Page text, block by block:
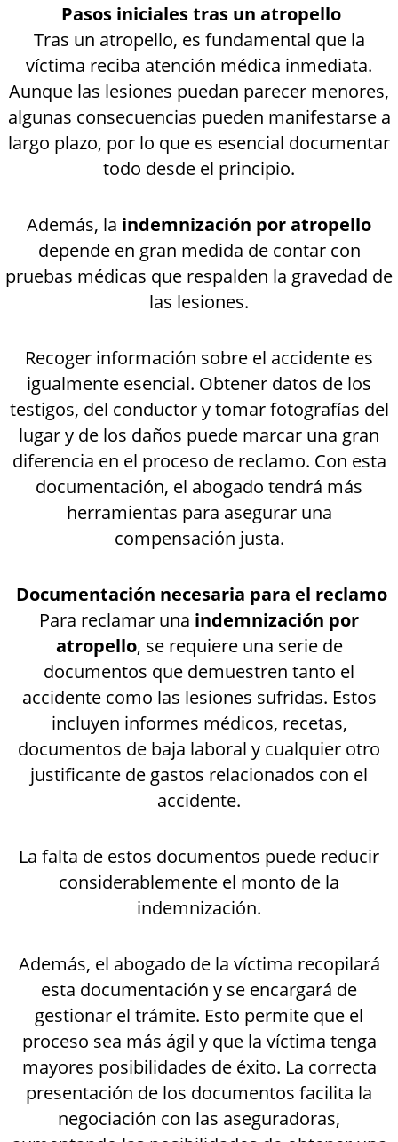
Pasos iniciales tras un atropello
Tras un atropello, es fundamental que la
víctima reciba atención médica inmediata.
Aunque las lesiones puedan parecer menores,
algunas consecuencias pueden manifestarse a
largo plazo, por lo que es esencial documentar
todo desde el principio.
Además, la indemnización por atropello
depende en gran medida de contar con
pruebas médicas que respalden la gravedad de
las lesiones.
Recoger información sobre el accidente es
igualmente esencial. Obtener datos de los
testigos, del conductor y tomar fotografías del
lugar y de los daños puede marcar una gran
diferencia en el proceso de reclamo. Con esta
documentación, el abogado tendrá más
herramientas para asegurar una
compensación justa.
Documentación necesaria para el reclamo
Para reclamar una indemnización por
atropello, se requiere una serie de
documentos que demuestren tanto el
accidente como las lesiones sufridas. Estos
incluyen informes médicos, recetas,
documentos de baja laboral y cualquier otro
justificante de gastos relacionados con el
accidente.
La falta de estos documentos puede reducir
considerablemente el monto de la
indemnización.
Además, el abogado de la víctima recopilará
esta documentación y se encargará de
gestionar el trámite. Esto permite que el
proceso sea más ágil y que la víctima tenga
mayores posibilidades de éxito. La correcta
presentación de los documentos facilita la
negociación con las aseguradoras,